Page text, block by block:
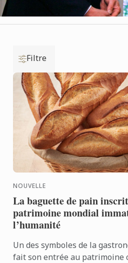
Filtre
NOUVELLE
La baguette de pain
patrimoine mondial
l’humanité
Un des symboles de la
fait son entrée au patrimoine